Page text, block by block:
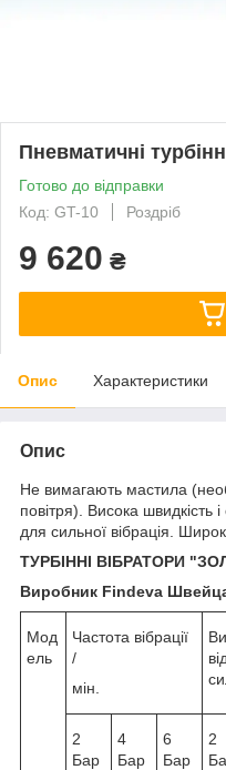
Пневматичні
Готово до відправки
Код: GT-10
Роздріб
9 620 ₴
Опис Характеристики
Опис
Не вимагають мастила
повітря). Висока
для сильної вібрація.
ТУРБІННІ ВІБРАТОРИ
Виробник Findeva
Мод
ель
Частота вібрації
/
мін.
2
Бар
4
Бар
6
Бар
2